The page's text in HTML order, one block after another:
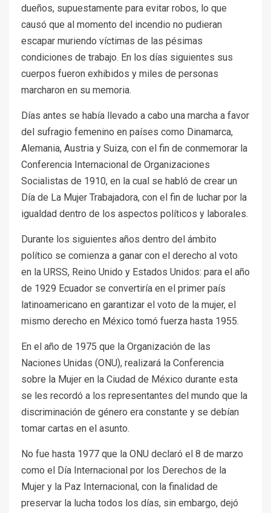
dueños, supuestamente para evitar robos, lo que
causó que al momento del incendio no pudieran
escapar muriendo víctimas de las pésimas
condiciones de trabajo. En los días siguientes sus
cuerpos fueron exhibidos y miles de personas
marcharon en su memoria.
Días antes se había llevado a cabo una marcha a favor
del sufragio femenino en países como Dinamarca,
Alemania, Austria y Suiza, con el fin de conmemorar la
Conferencia Internacional de Organizaciones
Socialistas de 1910, en la cual se habló de crear un
Día de La Mujer Trabajadora, con el fin de luchar por la
igualdad dentro de los aspectos políticos y laborales.
Durante los siguientes años dentro del ámbito
político se comienza a ganar con el derecho al voto
en la URSS, Reino Unido y Estados Unidos: para el año
de 1929 Ecuador se convertiría en el primer país
latinoamericano en garantizar el voto de la mujer, el
mismo derecho en México tomó fuerza hasta 1955.
En el año de 1975 que la Organización de las
Naciones Unidas (ONU), realizará la Conferencia
sobre la Mujer en la Ciudad de México durante esta
se les recordó a los representantes del mundo que la
discriminación de género era constante y se debían
tomar cartas en el asunto.
No fue hasta 1977 que la ONU declaró el 8 de marzo
como el Día Internacional por los Derechos de la
Mujer y la Paz Internacional, con la finalidad de
preservar la lucha todos los días, sin embargo, dejó